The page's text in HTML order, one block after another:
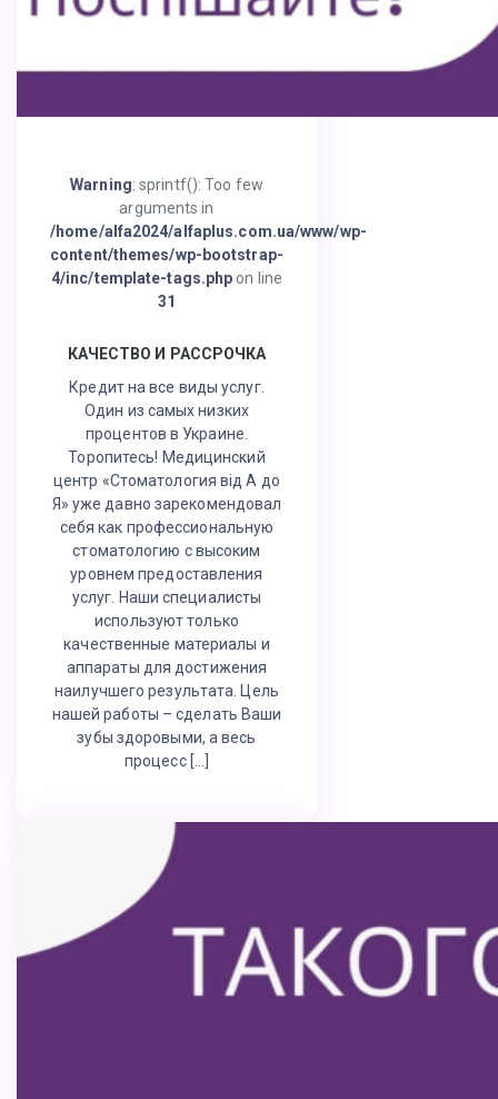
Warning: sprintf(): Too few
arguments in
/home/alfa2024/alfaplus.com.ua/www/wp-
content/themes/wp-bootstrap-
4/inc/template-tags.php on line
31
КАЧЕСТВО И РАССРОЧКА
Кредит на все виды услуг.
Один из самых низких
процентов в Украине.
Торопитесь! Медицинский
центр «Стоматология від А до
Я» уже давно зарекомендовал
себя как профессиональную
стоматологию с высоким
уровнем предоставления
услуг. Наши специалисты
используют только
качественные материалы и
аппараты для достижения
наилучшего результата. Цель
нашей работы – сделать Ваши
зубы здоровыми, а весь
процесс […]